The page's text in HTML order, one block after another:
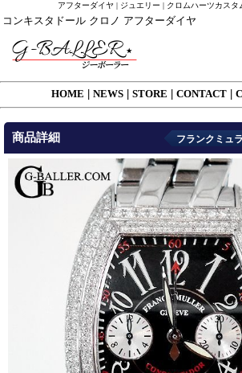
アフターダイヤ | ジュエリー | クロムハーツカスタ
コンキスタドール クロノ アフターダイヤ
HOME NEWS STORE CONTACT
商品詳細 フランクミュ